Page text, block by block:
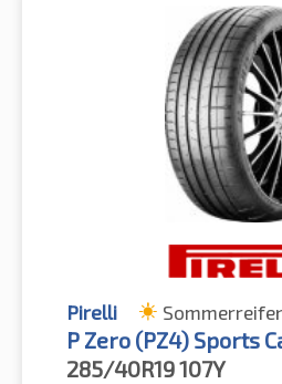
Pirelli
P Zero (PZ4) Sports
285/40R19107Y